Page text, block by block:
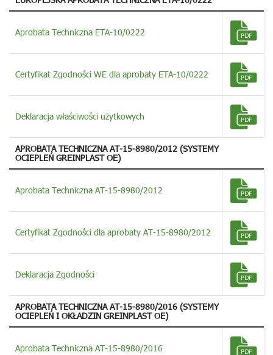
Aprobata Techniczna ETA-10/0222
Certyfikat Zgodności WE dla aprobaty ETA-10/0222
Deklaracja właściwości użytkowych
APROBATA TECHNICZNA AT-15-8980/2012 (SYSTEMY
OCIEPLEŃ GREINPLAST OE)
Aprobata Techniczna AT-15-8980/2012
Certyfikat Zgodności dla aprobaty AT-15-8980/2012
Deklaracja Zgodności
APROBATA TECHNICZNA AT-15-8980/2016 (SYSTEMY
OCIEPLEŃ I OKŁADZIN GREINPLAST OE)
Aprobata Techniczna AT-15-8980/2016